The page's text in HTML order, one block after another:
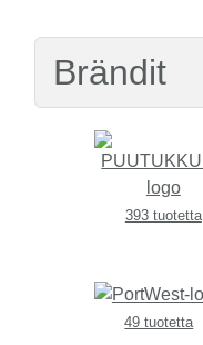
Brändit
393 tuotetta
49 tuotetta